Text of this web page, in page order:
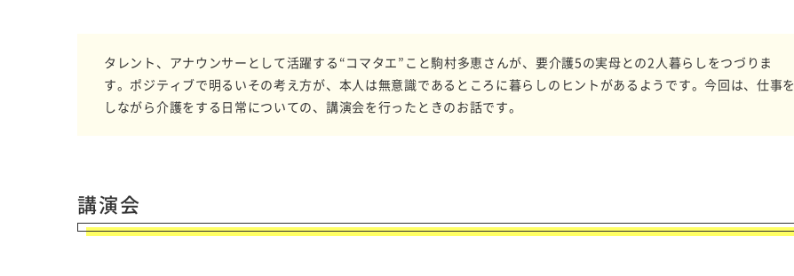
タレント、アナウンサーとして活躍する“コマタエ”こと駒村多恵さんが、要介護5の実母との2人暮らしをつづりま
す。ポジティブで明るいその考え方が、本人は無意識であるところに暮らしのヒントがあるようです。今回は、仕事を
しながら介護をする日常についての、講演会を行ったときのお話です。
講演会